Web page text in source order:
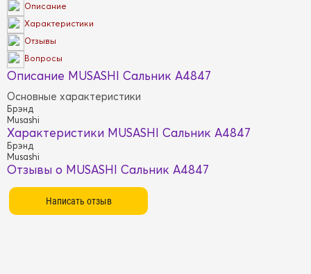
Описание
Характеристики
Отзывы
Вопросы
Описание MUSASHI Сальник A4847
Основные характеристики
Брэнд
Musashi
Характеристики MUSASHI Сальник A4847
Брэнд
Musashi
Отзывы о MUSASHI Сальник A4847